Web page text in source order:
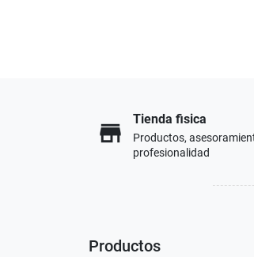
store
Tienda fisica
Productos,
profesionalidad
Productos